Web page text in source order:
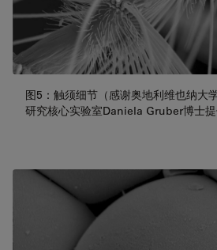
图5：触须细节（感谢奥地利维也纳大
研究核心实验室Daniela Gruber博士提